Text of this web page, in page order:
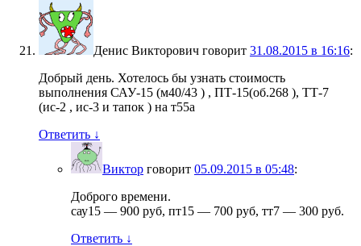
Денис Викторович говорит 31.08.2015 в 16:16:
Добрый день. Хотелось бы узнать стоимость
выполнения САУ-15 (м40/43 ) , ПТ-15(об.268 ), ТТ-7
(ис-2 , ис-3 и тапок ) на т55а
Ответить ↓
Виктор говорит 05.09.2015 в 05:48:
Доброго времени.
сау15 — 900 руб, пт15 — 700 руб, тт7 — 300 руб.
Ответить ↓